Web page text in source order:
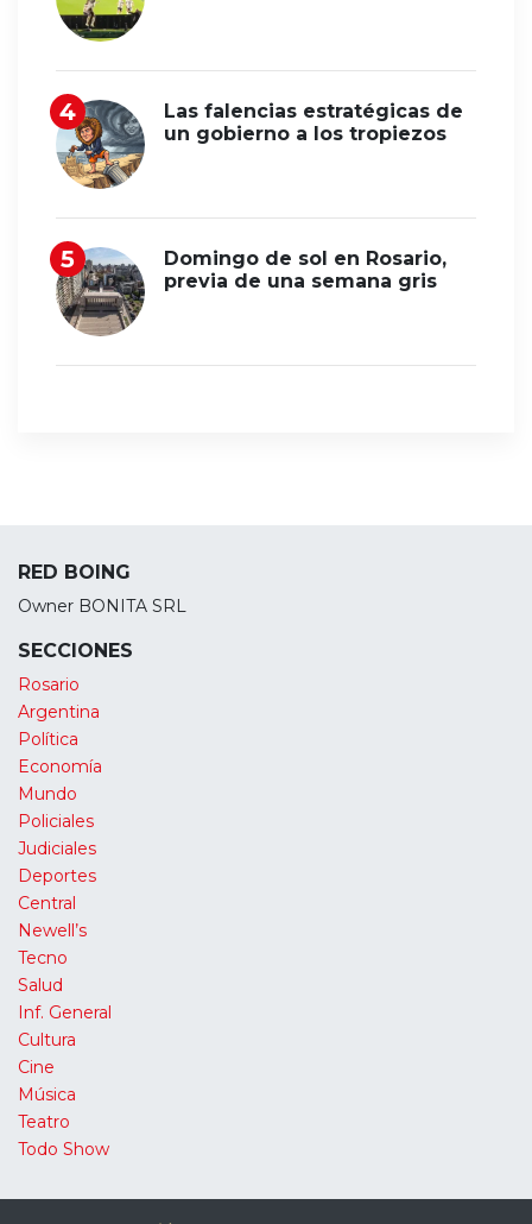
Las falencias estratégicas de
un gobierno a los tropiezos
Domingo de sol en Rosario,
previa de una semana gris
RED BOING
Owner BONITA SRL
SECCIONES
Rosario
Argentina
Política
Economía
Mundo
Policiales
Judiciales
Deportes
Central
Newell’s
Tecno
Salud
Inf. General
Cultura
Cine
Música
Teatro
Todo Show